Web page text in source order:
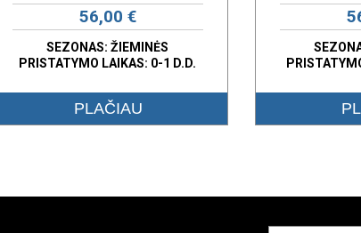
56,00 €
SEZONAS: ŽIEMINĖS
PRISTATYMO LAIKAS: 0-1 D.D.
PLAČIAU